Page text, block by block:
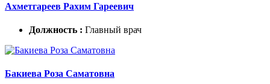
Ахметгареев Рахим Гареевич
Должность : Главный врач
Бакиева Роза Саматовна